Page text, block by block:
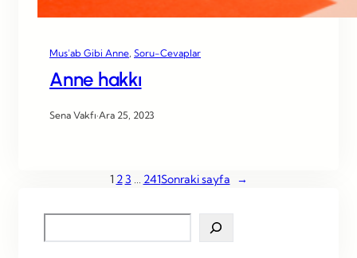
Mus’ab Gibi Anne Soru-Cevaplar
Anne hakkı
Sena Vakfı·Ara 25, 2023
1 23 … 241Sonraki sayfa →
e